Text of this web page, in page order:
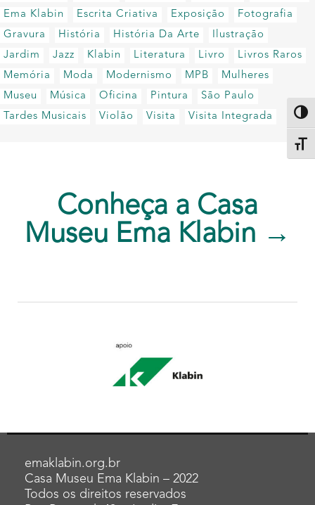
Ema Klabin
Escrita Criativa Exposição
Fotografia
Gravura
História História Da Arte
Ilustração
Jardim
Jazz Klabin Literatura Livro
Livros Raros
Memória
Moda Modernismo MPB
Mulheres
Museu
Música Oficina Pintura
São Paulo
Tardes Musicais
Violão Visita Visita Integrada
Conheça a Casa
Museu Ema Klabin →
emaklabin.org.br
Casa Museu Ema Klabin – 2022
Todos os direitos reservados